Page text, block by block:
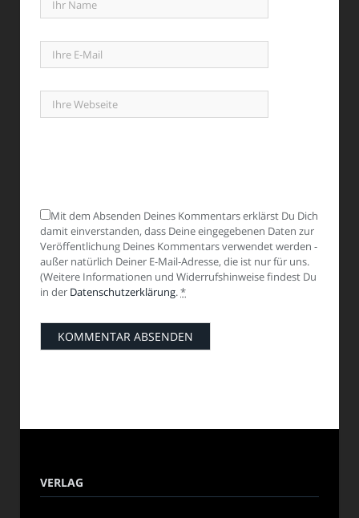
Mit dem Absenden Deines Kommentars erklärst Du Dich
damit einverstanden, dass Deine eingegebenen Daten zur
Veröffentlichung Deines Kommentars verwendet werden -
außer natürlich Deiner E-Mail-Adresse, die ist nur für uns.
(Weitere Informationen und Widerrufshinweise findest Du
in der Datenschutzerklärung.*
VERLAG